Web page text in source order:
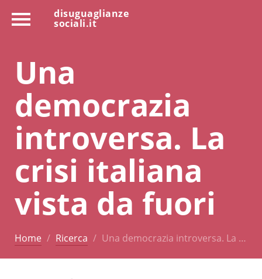
disuguaglianze
sociali.it
Una
democrazia
introversa. La
crisi italiana
vista da fuori
Home Ricerca Una democrazia introversa. La …